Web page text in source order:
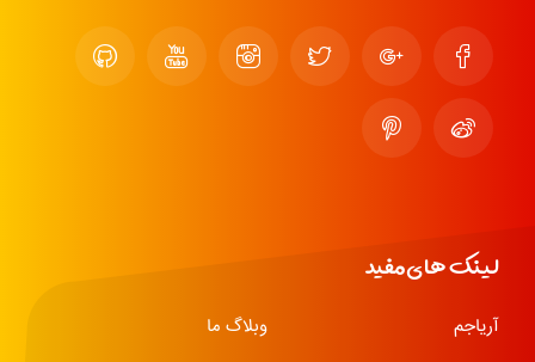
لینک های مفید
آریاجم
وبلاگ ما